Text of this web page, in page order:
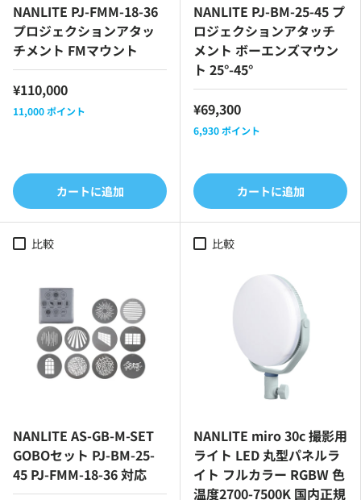
NANLITE PJ-FMM-18-36
プロジェクションアタッ
チメント FMマウント
¥110,000
11,000ポイント
カートに追加
NANLITE PJ-BM-25-45 プ
ロジェクションアタッチ
メント ボーエンズマウン
ト 25°-45°
¥69,300
6,930ポイント
カートに追加
比較
NANLITE AS-GB-M-SET
GOBOセット PJ-BM-25-
45 PJ-FMM-18-36 対応
比較
NANLITE miro 30c 撮影用
ライト LED 丸型パネルラ
イト フルカラー RGBW 色
温度2700-7500K 国内正規